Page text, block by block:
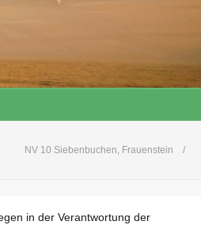
NV 10 Siebenbuchen, Frauenstein
in der Verantwortung der